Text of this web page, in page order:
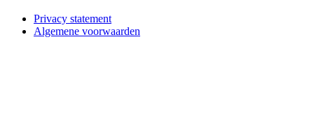
Privacy statement
Algemene voorwaarden